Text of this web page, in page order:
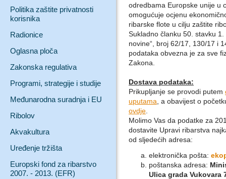
Politika zaštite privatnosti
korisnika
Radionice
Oglasna ploča
Zakonska regulativa
Programi, strategije i studije
Međunarodna suradnja i EU
Ribolov
Akvakultura
Uređenje tržišta
Europski fond za ribarstvo
2007. - 2013. (EFR)
odredbama Europske unije u
omogućuje ocjenu
ribarske flote u cilju zaštite
Sukladno članku 50. stavku
novine“, broj 62/17, 130/17 i
podataka obvezna je za sve
Zakona.
Dostava podataka:
Prikupljanje se provodi putem
uputama , a obavijest o
ovdje
Molimo Vas da podatke za
dostavite Upravi ribarstva
od sljedećih adresa:
elektronička pošta:
poštanska adresa:
Ulica grada Vukovara